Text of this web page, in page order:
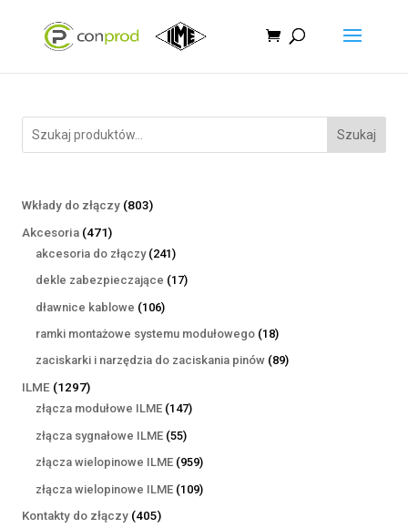
Szukaj
Wkłady do złączy 803803
Akcesoria 471471
produktów
akcesoria do złączy 241241
produktów
dekle zabezpieczające 1717
dławnice kablowe 106106
produktów
ramki montażowe systemu modułowego 1818
produktów
zaciskarki i narzędzia do zaciskania pinów 8989
ILME 12971297
produktów
złącza modułowe ILME 147147
złącza sygnałowe ILME 5555
produktów
złącza wielopinowe ILME 959959
produktów
złącza wielopinowe ILME 109109
Kontakty do złączy 405405